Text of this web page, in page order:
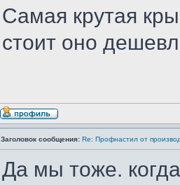
Самая крутая
стоит оно
Заголовок сообщения: Re: Профнастил от
Да мы тоже.